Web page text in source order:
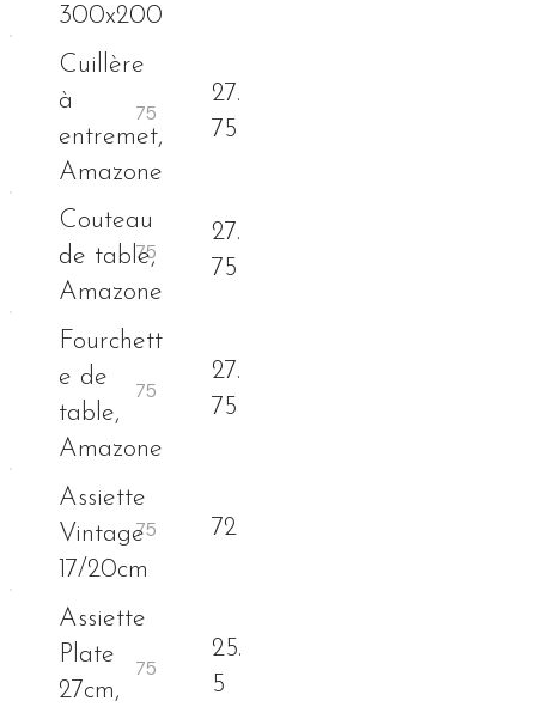
300x200
Cuillère
à
entremet,
Amazone
27.
75
Couteau
de table,
Amazone
27.
75
Fourchett
e de
table,
Amazone
27.
75
Assiette
Vintage
17/20cm
72
Assiette
Plate
27cm,
25.
5